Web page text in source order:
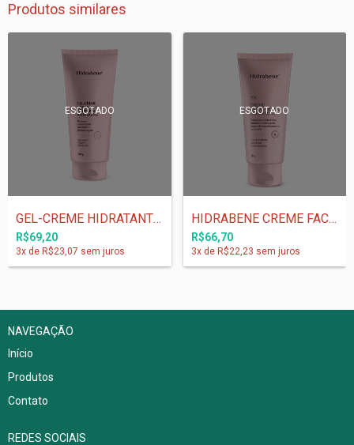
Produtos similares
ESGOTADO
GEL-CREME HIDRATANTE CORPORAL ANTI-AGING...
R$69,20
3x de R$23,07 sem juros
ESGOTADO
HIDRABENE CREME FACIAL TRIPLA ESFOLIAÇÃO...
R$66,70
3x de R$22,23 sem juros
NAVEGAÇÃO
Início
Produtos
Contato
REDES SOCIAIS